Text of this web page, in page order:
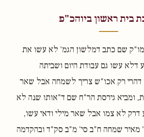
בית ראשון ביוהכ"פ
שם כתב דמלשון הגמ' לא עשו את
עשו גם עבודת היום ושביתה
רק אכו"ש צריך לשמחה אבל שאר
ומביא גירסת הר"ח שם ד"אותו שנה לא
לא צמו אבל שאר מילי ודאי עשו,
מאיר שמחה ח"ב סי' מ"ב סק"ד ובהקדמה